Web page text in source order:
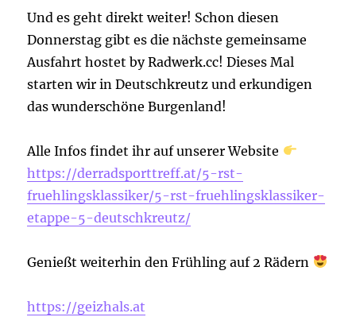
Und es geht direkt weiter! Schon diesen
Donnerstag gibt es die nächste gemeinsame
Ausfahrt hostet by Radwerk.cc! Dieses Mal
starten wir in Deutschkreutz und erkundigen
das wunderschöne Burgenland!
Alle Infos findet ihr auf unserer Website
https://derradsporttreff.at/5-rst-
fruehlingsklassiker/5-rst-fruehlingsklassiker-
etappe-5-deutschkreutz/
Genießt weiterhin den Frühling auf 2 Rädern
https://geizhals.at